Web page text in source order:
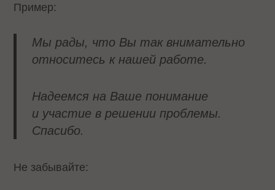
Пример:
Мы рады, что Вы так внимательно
относитесь к нашей работе.
Надеемся на Ваше понимание
и участие в решении проблемы.
Спасибо.
Не забывайте: